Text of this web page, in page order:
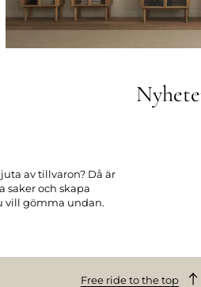
av tillvaron? Då är
saker och skapa
vill gömma undan.
matchar perfekt
Free ride to the top